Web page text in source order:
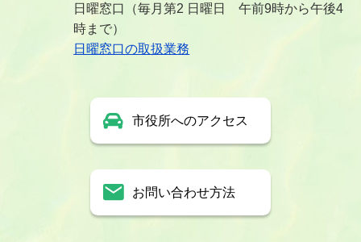
日曜窓口（毎月第2 日曜日 午前9時から午後4
時まで）
日曜窓口の取扱業務
市役所へのアクセス
お問い合わせ方法